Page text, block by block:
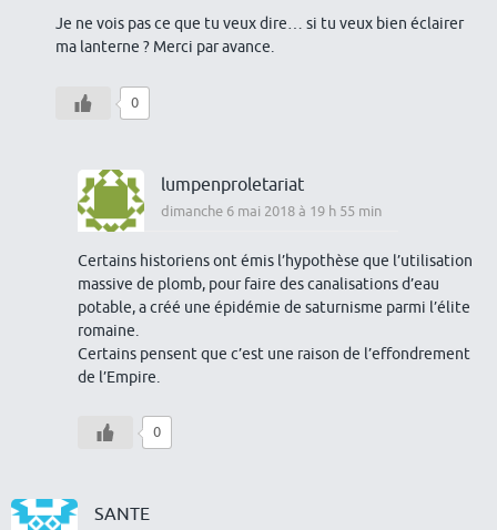
Je ne vois pas ce que tu veux dire… si tu veux bien éclairer
ma lanterne ? Merci par avance.
0
lumpenproletariat
dimanche 6 mai 2018 à 19 h 55 min
Certains historiens ont émis l’hypothèse que l’utilisation
massive de plomb, pour faire des canalisations d’eau
potable, a créé une épidémie de saturnisme parmi l’élite
romaine.
Certains pensent que c’est une raison de l’effondrement
de l’Empire.
0
SANTE